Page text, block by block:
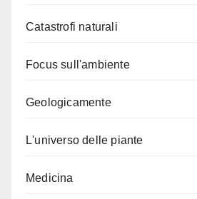
Catastrofi naturali
Focus sull'ambiente
Geologicamente
L'universo delle piante
Medicina